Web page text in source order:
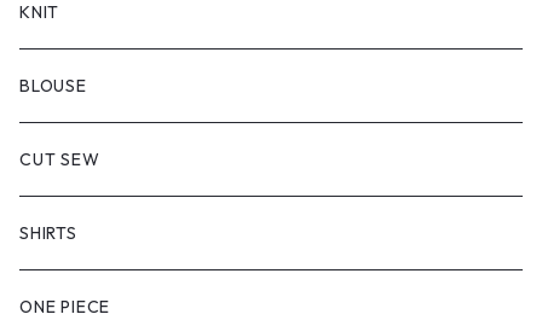
KNIT
BLOUSE
CUT SEW
SHIRTS
ONE PIECE